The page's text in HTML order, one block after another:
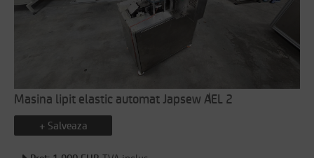
Masina lipit elastic automat Japsew AEL 2
+ Salveaza